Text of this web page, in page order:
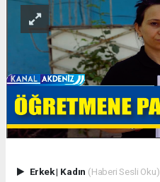
Erkek| Kadın (Haberi Sesli Oku)